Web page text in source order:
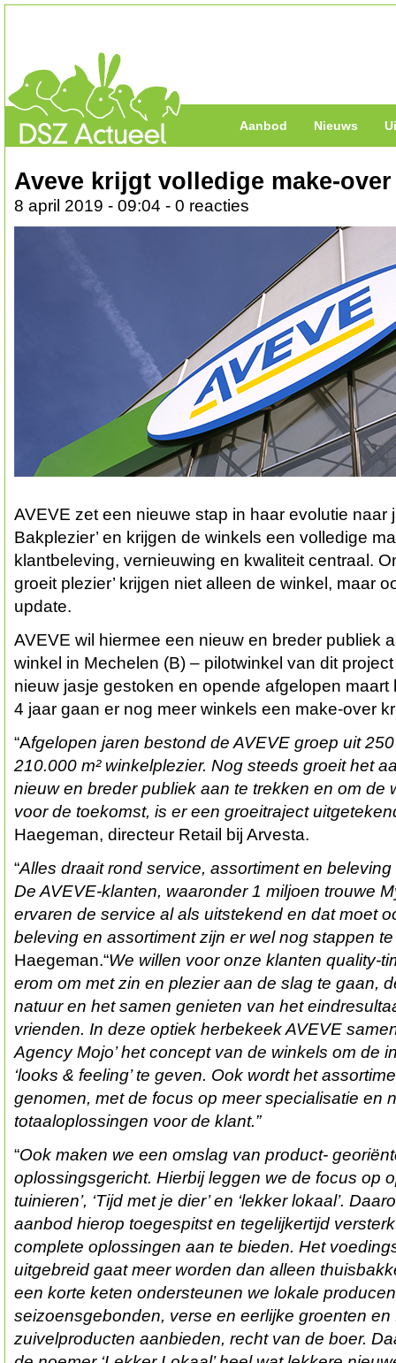
Aanbod Nieuws
Aveve krijgt volledige make-over
8 april 2019 - 09:04 - 0 reacties
AVEVE zet een nieuwe stap in haar evolutie naar
Bakplezier’ en krijgen de winkels een volledige
klantbeleving, vernieuwing en kwaliteit centraal.
groeit plezier’ krijgen niet alleen de winkel, maar
update.
AVEVE wil hiermee een nieuw en breder publiek
winkel in Mechelen (B) – pilotwinkel van dit
nieuw jasje gestoken en opende afgelopen
4 jaar gaan er nog meer winkels een make-over
“Afgelopen jaren bestond de AVEVE groep uit
210.000 m² winkelplezier. Nog steeds groeit het
nieuw en breder publiek aan te trekken en om de
voor de toekomst, is er een groeitraject
Haegeman, directeur Retail bij Arvesta.
“Alles draait rond service, assortiment en
De AVEVE-klanten, waaronder 1 miljoen trouwe
ervaren de service al als uitstekend en dat moet
beleving en assortiment zijn er wel nog stappen te
Haegeman.“We willen voor onze klanten quality-
erom om met zin en plezier aan de slag te gaan,
natuur en het samen genieten van het
vrienden. In deze optiek herbekeek AVEVE
Agency Mojo’ het concept van de winkels om de
‘looks & feeling’ te geven. Ook wordt het
genomen, met de focus op meer specialisatie en
totaaloplossingen voor de klant.”
“Ook maken we een omslag van product-
oplossingsgericht. Hierbij leggen we de focus op
tuinieren’, ‘Tijd met je dier’ en ‘lekker lokaal’.
aanbod hierop toegespitst en tegelijkertijd
complete oplossingen aan te bieden. Het
uitgebreid gaat meer worden dan alleen
een korte keten ondersteunen we lokale
seizoensgebonden, verse en eerlijke groenten en
zuivelproducten aanbieden, recht van de boer.